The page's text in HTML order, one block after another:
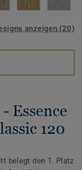
anzeigen (20)
Essence
120
belegt den 1. Platz